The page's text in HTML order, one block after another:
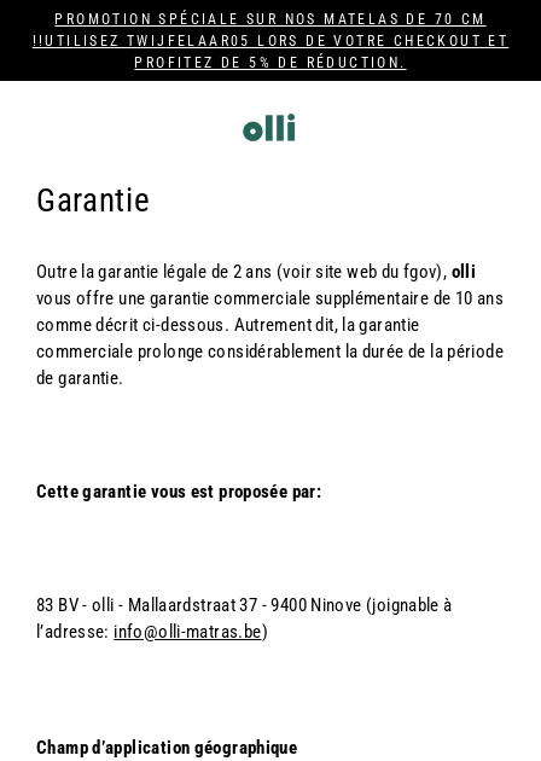
PROMOTION SPÉCIALE SUR NOS MATELAS DE 70 CM
!!UTILISEZ TWIJFELAAR05 LORS DE VOTRE CHECKOUT ET
PROFITEZ DE 5% DE RÉDUCTION.
Garantie
Outre la garantie légale de 2 ans (voir site web du fgov), olli
vous offre une garantie commerciale supplémentaire de 10 ans
comme décrit ci-dessous. Autrement dit, la garantie
commerciale prolonge considérablement la durée de la période
de garantie.
Cette garantie vous est proposée par:
83 BV - olli - Mallaardstraat 37 - 9400 Ninove (joignable à
l’adresse: info@olli-matras.be)
Champ d’application géographique